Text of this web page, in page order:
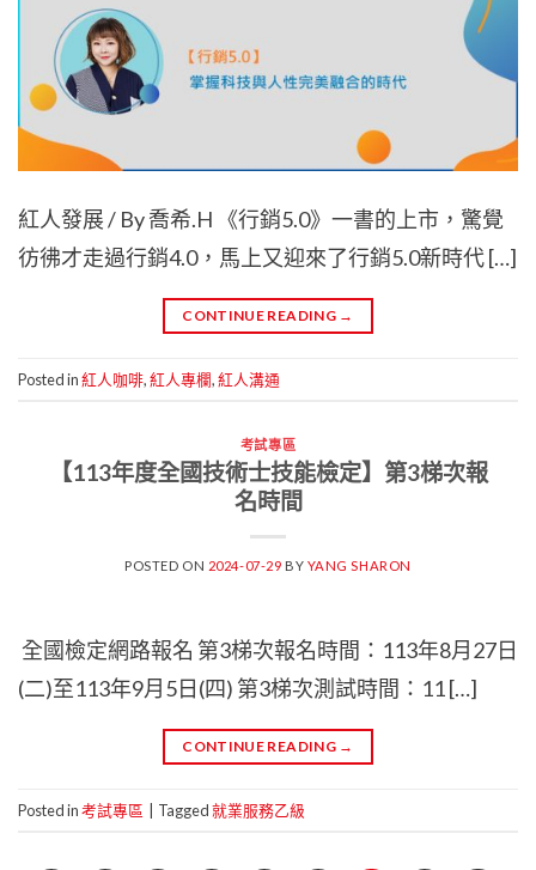
紅人發展 / By 喬希.H 《行銷5.0》一書的上市，驚覺
彷彿才走過行銷4.0，馬上又迎來了行銷5.0新時代 […]
CONTINUE READING →
Posted in紅人咖啡,紅人專欄,紅人溝通
考試專區
【113年度全國技術士技能檢定】第3梯次報
名時間
POSTED ON 2024-07-29 BY YANG SHARON
全國檢定網路報名 第3梯次報名時間：113年8月27日
(二)至113年9月5日(四) 第3梯次測試時間：11 […]
CONTINUE READING →
Posted in考試專區 Tagged就業服務乙級